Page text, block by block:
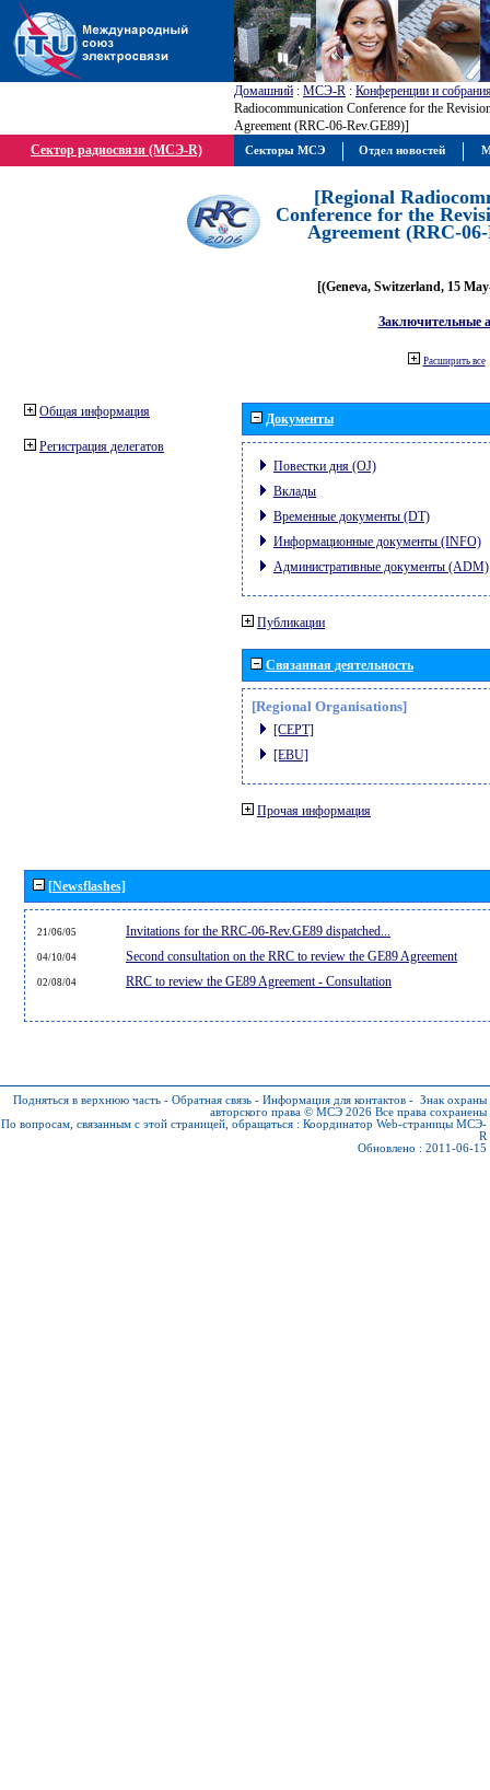
Домашний : МСЭ-R : Конференции и
Radiocommunication Conference for the
Agreement (RRC-06-Rev.GE89)]
Сектор радиосвязи (МСЭ-R)
[Regional
Conference for the
Agreement (RRC-
[(Geneva, Switzerland, 15
Заключительные
Расширить все
Общая информация
Регистрация делегатов
Документы
Повестки дня (OJ)
Вклады
Временные документы (DT)
Информационные документы (INFO)
Административные документы (ADM)
Публикации
Связанная деятельность
[Regional Organisations]
[CEPT]
[EBU]
Прочая информация
[Newsflashes]
21/06/05 Invitations for the RRC-06-Rev.GE89 dispatched...
04/10/04 Second consultation on the RRC to review the GE89 Agreement
02/08/04 RRC to review the GE89 Agreement - Consultation
Подняться в верхнюю часть - Обратная связь - Информация для контактов - Знак охраны
авторского права © МСЭ 2026 Все права сохранены
По вопросам, связанным с этой страницей, обращаться : Координатор Web-страницы МСЭ-
R
Обновлено : 2011-06-15
Секторы МСЭ Отдел новостей